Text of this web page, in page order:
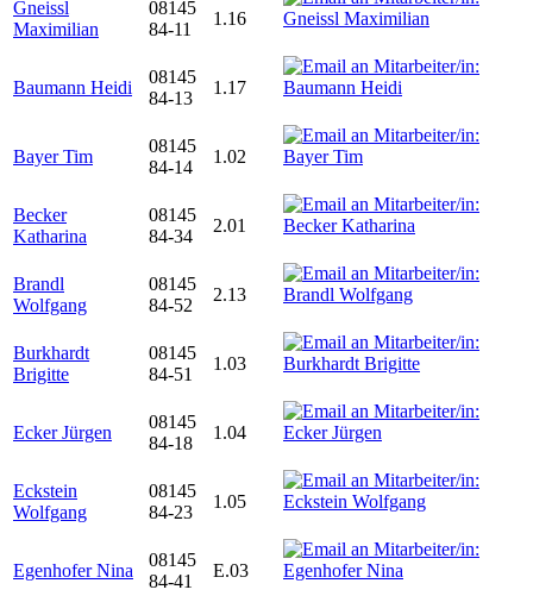
Gneissl
Maximilian
08145
84-11
1.16
Baumann Heidi
08145
84-13
1.17
Bayer Tim
08145
84-14
1.02
Becker
Katharina
08145
84-34
2.01
Brandl
Wolfgang
08145
84-52
2.13
Burkhardt
Brigitte
08145
84-51
1.03
Ecker Jürgen
08145
84-18
1.04
Eckstein
Wolfgang
08145
84-23
1.05
Egenhofer Nina
08145
84-41
E.03